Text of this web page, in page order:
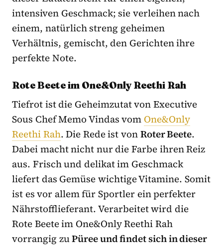
intensiven Geschmack; sie verleihen nach
einem, natürlich streng geheimen
Verhältnis, gemischt, den Gerichten ihre
perfekte Note.
Rote Beete im One&Only Reethi Rah
Tiefrot ist die Geheimzutat von Executive
Sous Chef Memo Vindas vom One&Only
Reethi Rah. Die Rede ist vonRoter Beete.
Dabei macht nicht nur die Farbe ihren Reiz
aus. Frisch und delikat im Geschmack
liefert das Gemüse wichtige Vitamine. Somit
ist es vor allem für Sportler ein perfekter
Nährstofflieferant. Verarbeitet wird die
Rote Beete im One&Only Reethi Rah
vorrangig zuPüree und findet sich in dieser